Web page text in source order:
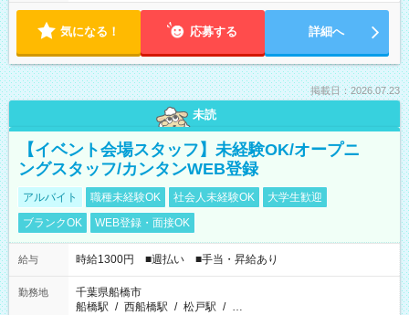
気になる！ 応募する 詳細へ
掲載日：2026.07.23
未読
【イベント会場スタッフ】未経験OK/オープニ
ングスタッフ/カンタンWEB登録
アルバイト 職種未経験OK 社会人未経験OK
大学生歓迎
ブランクOK
WEB登録・面接OK
給与 時給1300円 ■週払い ■手当・昇給あり
勤務地
千葉県船橋市
船橋駅 / 西船橋駅 / 松戸駅 / …